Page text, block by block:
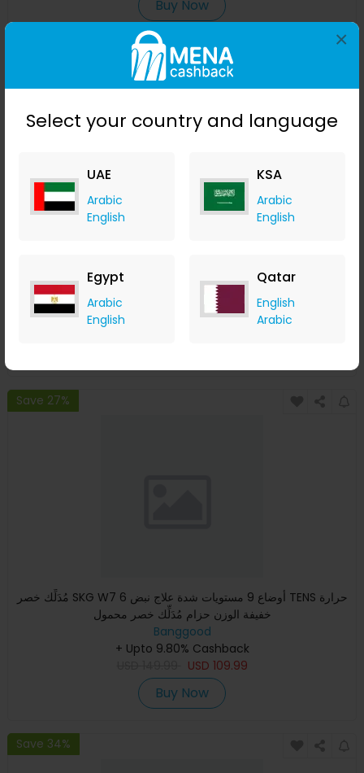
Select your country and language
UAE
Arabic
English
KSA
Arabic
English
Egypt
Arabic
English
Qatar
English
Arabic
×
Buy Now
مدلك احترافي للاهتزاز بندقية الأنسجة
Banggood
+ Upto 9.80% Cashback
USD
USD26.49
Save 27%
مُدَلِّك خصر SKG W7 6 أوضاع 9 مستويات شدة علاج نبض TENS حرارة
خفيفة الوزن حزام مُدَلِّك خصر محمول
Banggood
+ Upto 9.80% Cashback
USD 109.99
Buy Now
Save 34%